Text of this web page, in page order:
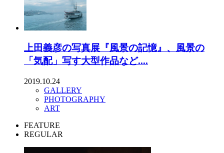
上田義彦の写真展『風景の記憶』、風景の
「気配」写す大型作品など....
2019.10.24
GALLERY
PHOTOGRAPHY
ART
FEATURE
REGULAR